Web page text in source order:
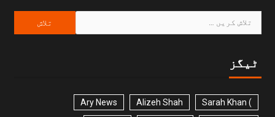
ٹیگز
) Sarah Khan
Alizeh Shah
Ary News